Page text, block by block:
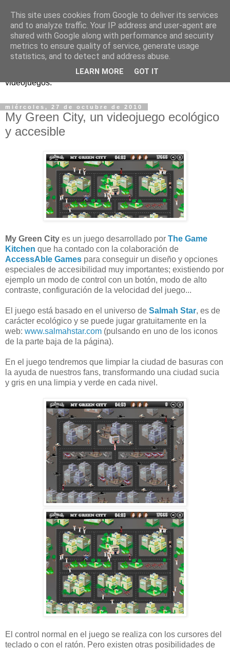
Análisis, noticias y eventos sobre accesibilidad en
videojuegos.
miércoles, 27 de octubre de 2010
My Green City, un videojuego ecológico
y accesible
My Green City es un juego desarrollado por The Game
Kitchen que ha contado con la colaboración de
AccessAble Games para conseguir un diseño y opciones
especiales de accesibilidad muy importantes; existiendo por
ejemplo un modo de control con un botón, modo de alto
contraste, configuración de la velocidad del juego...
El juego está basado en el universo de Salmah Star, es de
carácter ecológico y se puede jugar gratuitamente en la
web: www.salmahstar.com (pulsando en uno de los iconos
de la parte baja de la página).
En el juego tendremos que limpiar la ciudad de basuras con
la ayuda de nuestros fans, transformando una ciudad sucia
y gris en una limpia y verde en cada nivel.
El control normal en el juego se realiza con los cursores del
teclado o con el ratón. Pero existen otras posibilidades de
This site uses cookies from Google to deliver its services
and to analyze traffic. Your IP address and user-agent are
shared with Google along with performance and security
metrics to ensure quality of service, generate usage
statistics, and to detect and address abuse.
LEARN MORE GOT IT